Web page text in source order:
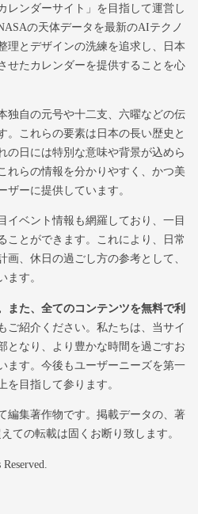
レンダーサイト」を目指して運営し
の天体データを最新のAIテクノ
理とデザインの洗練を追求し、日本
せたカレンダーを提供することを心
独自の元号や十二支、六曜などの伝
。これらの要素は日本の長い歴史と
の日には特別な意味や背景が込めら
れらの情報を分かりやすく、かつ美
ザーに提供しています。
イベント情報も網羅しており、一目
ことができます。これにより、日常
、休日の過ごし方の参考として、
ます。
また、全てのコンテンツを無料で利
ご紹介ください。私たちは、当サイ
となり、より豊かな時間を過ごすお
ます。今後もユーザーニーズを第一
を目指して参ります。
編集著作物です。掲載データの、著
ての転載は固くお断り致します。